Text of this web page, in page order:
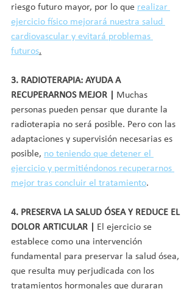
riesgo futuro mayor, por lo que realizar
ejercicio físico mejorará nuestra salud
cardiovascular y evitará problemas
futuros.
3. RADIOTERAPIA: AYUDA A
RECUPERARNOS MEJOR |
Muchas
personas pueden pensar que durante la
radioterapia no será posible. Pero con las
adaptaciones y supervisión necesarias es
posible, no teniendo que detener el
ejercicio y permitiéndonos recuperarnos
mejor tras concluir el tratamiento.
4. PRESERVA LA SALUD ÓSEA Y REDUCE EL
DOLOR ARTICULAR |
El ejercicio se
establece como una intervención
fundamental para preservar la salud ósea,
que resulta muy perjudicada con los
tratamientos hormonales que duraran